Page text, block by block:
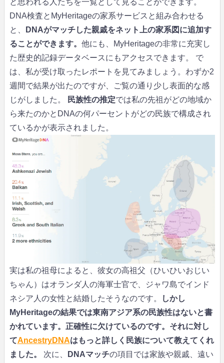
と思われる人たちを一覧として見ることができます。
DNA検査とMyHeritageの家系サービスと組み合わせる
と、
DNAがマッチした親戚をネット上の家系図に追加す
ることができます。 他にも、MyHeritageの非常に充実し
た歴史的記録データベースにもアクセスできます。 で
は、私が受け取ったレポートを見てみましょう。わずか2
週間で結果が出たのですが、ご覧の通り少し表面的な感
じがしました。
民族性の推定では私の先祖がどの地域か
ら来たのかとDNAの何パーセントがどの民族で構成され
ているかが表示されました。
実は私の祖母によると、彼女の高祖父（ひいひいおじい
ちゃん）はオランダ人の海軍士官で、ジャワ島でインド
ネシア人の女性と結婚したそうなのです。
しかし
MyHeritageの結果では東南アジア系の民族性はないと書
かれています。正確性に欠けているのです。それに対し
てAncestryDNAはもっと詳しく民族について教えてくれ
ました。
次に、 DNAマッチの項目では家族や親戚、遠い